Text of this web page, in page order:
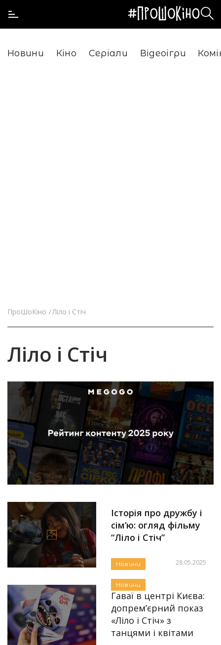
Новини Кіно Серіали Відеоігри
ПроШоКіно Ліло і Стіч
Ліло і Стіч
Новини
Історія про дружбу і
сім’ю: огляд фільму
“Ліло і Стіч”
28.05.2025
Новини
Гаваї в центрі Києва:
допремʼєрний показ
«Ліло і Стіч» з
танцями і квітами
Аліна Бондарєва